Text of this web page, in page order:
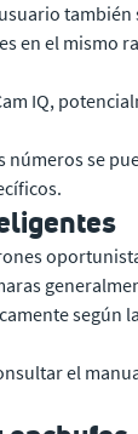
también
en el mismo
IQ,
números se
según
el